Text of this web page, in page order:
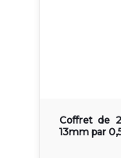
Coffret de
13mm par